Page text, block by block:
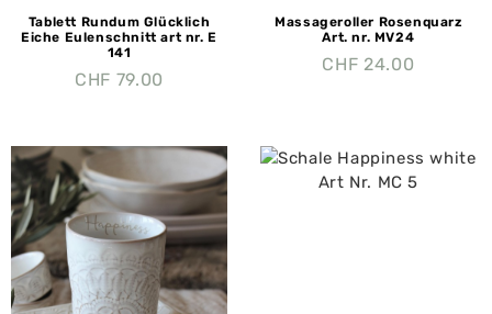
Tablett Rundum Glücklich
Eiche Eulenschnitt art nr. E
141
CHF 79.00
Massageroller Rosenquarz
Art. nr. MV24
CHF 24.00